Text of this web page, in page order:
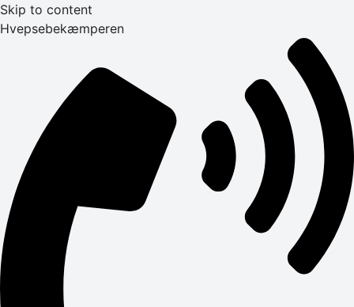
Skip to content
Hvepsebekæmperen